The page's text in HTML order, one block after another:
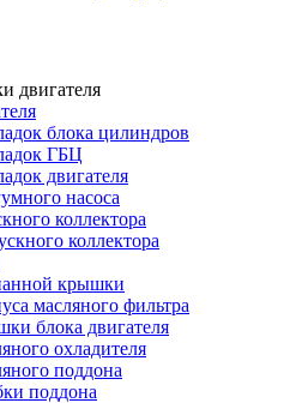
двигателя
блока цилиндров
ГБЦ
двигателя
насоса
коллектора
коллектора
крышки
масляного фильтра
блока двигателя
охладителя
поддона
поддона